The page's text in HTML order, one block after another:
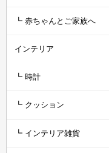
┗ 赤ちゃんとご家族へ
インテリア
┗ 時計
┗ クッション
┗ インテリア雑貨